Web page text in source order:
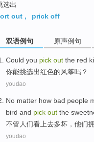
选出
out , prick off
双语例句 原声例句
Could you pick out the red
你能挑选出红色的风筝吗？
youdao
No matter how bad people
bird and pick out the
不管 人们看上去多坏 ， 他们
youdao